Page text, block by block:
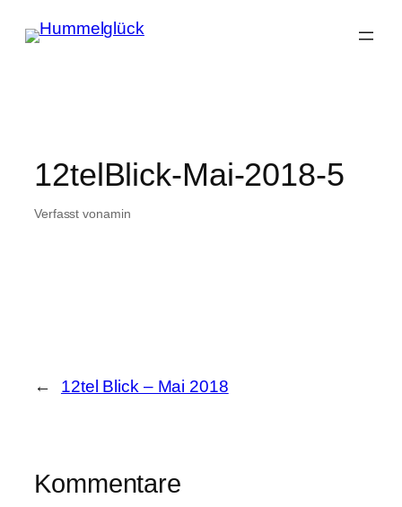
Inhalt
12telBlick-Mai-2018-5
Verfasst vonamin
← 12tel Blick – Mai 2018
Kommentare